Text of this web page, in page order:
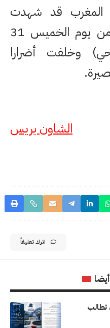
قد شهدت
أمطارا عاصفية ابتداء من يوم الخميس 31
وخلفت أضرارا
الشاون بريس
اترك تعليقاً